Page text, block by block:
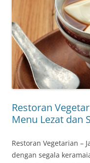
Restoran
Menu Lezat dan
Restoran Vegetarian –
dengan segala